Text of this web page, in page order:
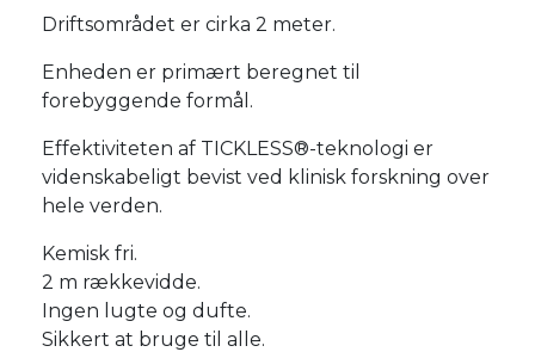
Driftsområdet er cirka 2 meter.
Enheden er primært beregnet til
forebyggende formål.
Effektiviteten af TICKLESS®-teknologi er
videnskabeligt bevist ved klinisk forskning over
hele verden.
Kemisk fri.
2 m rækkevidde.
Ingen lugte og dufte.
Sikkert at bruge til alle.